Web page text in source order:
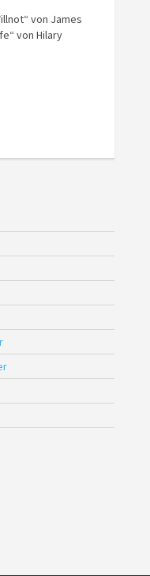
von James
von Hilary